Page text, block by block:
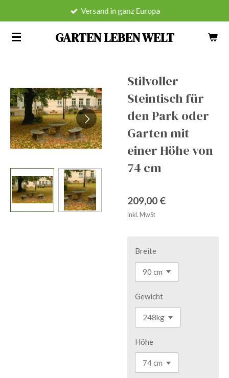
springen
GARTEN LEBEN WELT
Versand in ganz Europa
Stilvoller
Steintisch für
den Park oder
Garten mit
einer Höhe von
74 cm
209,00 €
inkl. MwSt
Breite
Gewicht
Höhe